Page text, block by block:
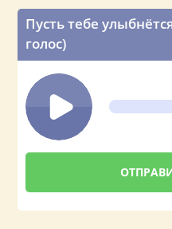
Пусть тебе
голос)